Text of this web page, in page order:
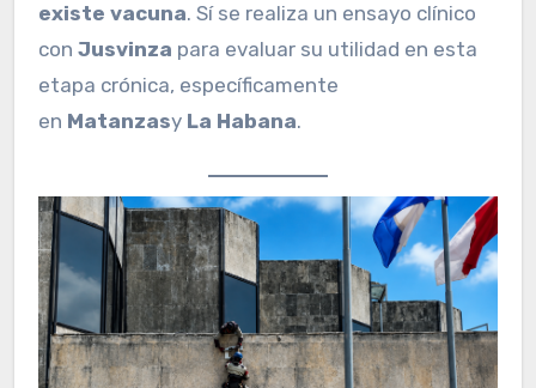
existe vacuna. Sí se realiza un ensayo clínico
con Jusvinza para evaluar su utilidad en esta
etapa crónica, específicamente
en Matanzasy La Habana.